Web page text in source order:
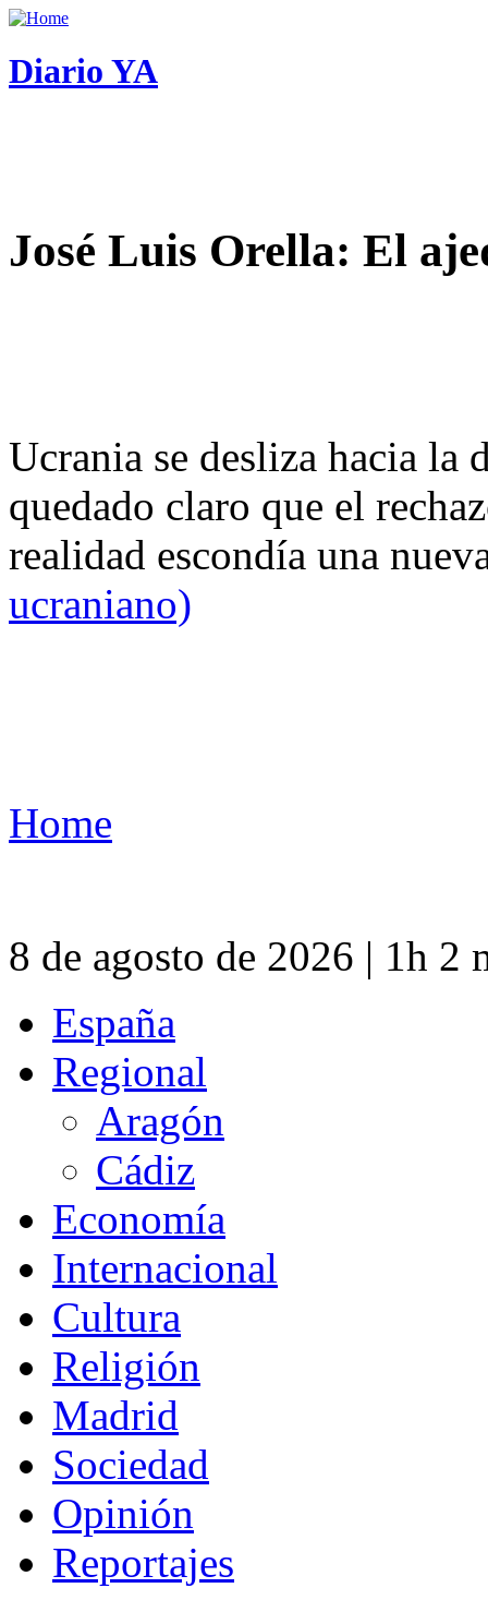
Diario YA
José Luis Orella: El
Ucrania se desliza hacia
quedado claro que el
realidad escondía una
ucraniano)
Home
8 de agosto de 2026 | 1h 2
España
Regional
Aragón
Cádiz
Economía
Internacional
Cultura
Religión
Madrid
Sociedad
Opinión
Reportajes